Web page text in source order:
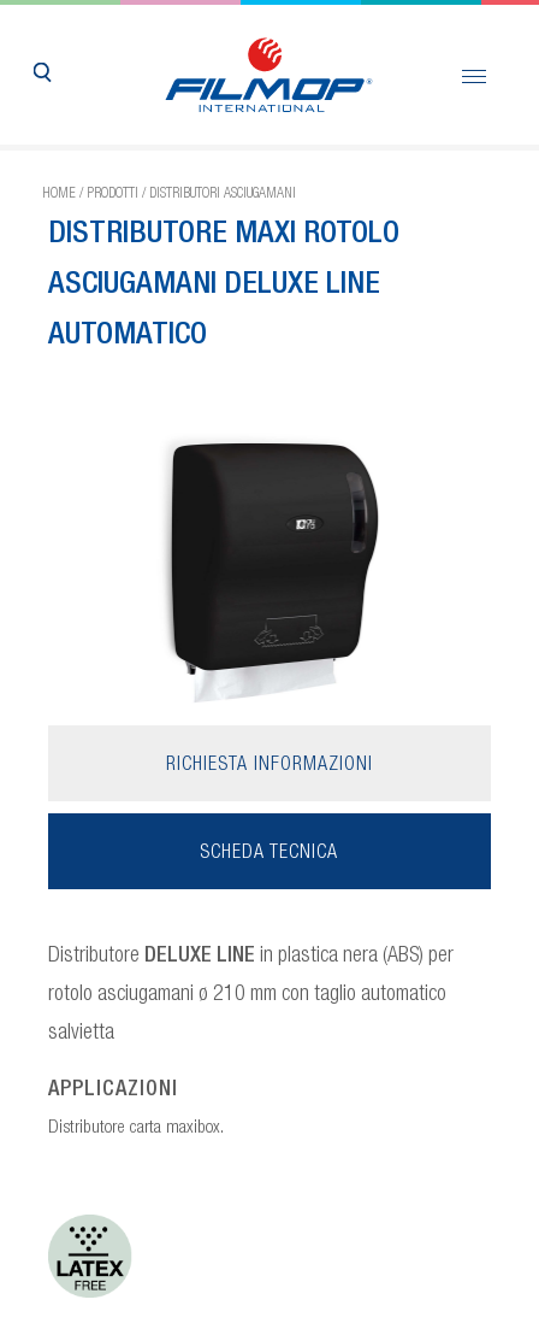
HOME / PRODOTTI / DISTRIBUTORI ASCIUGAMANI
DISTRIBUTORE MAXI ROTOLO
ASCIUGAMANI DELUXE LINE
AUTOMATICO
RICHIESTA INFORMAZIONI
SCHEDA TECNICA
Distributore DELUXE LINE in plastica nera (ABS) per
rotolo asciugamani ø 210 mm con taglio automatico
salvietta
APPLICAZIONI
Distributore carta maxibox.